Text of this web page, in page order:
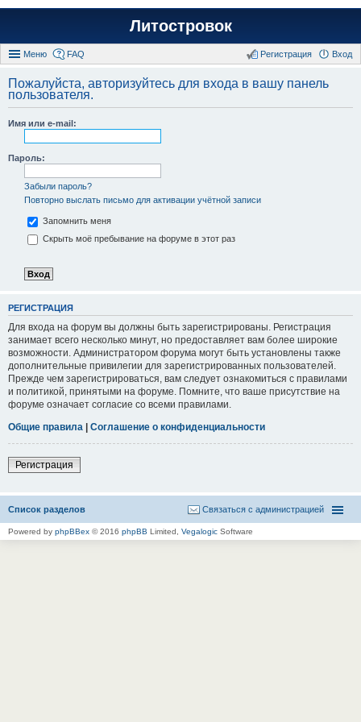
Литостровок
Меню FAQ Вход
Регистрация
Пожалуйста, авторизуйтесь для входа в вашу панель
пользователя.
Имя или e-mail:
Пароль:
Забыли пароль?
Повторно выслать письмо для активации учётной записи
Запомнить меня
Скрыть моё пребывание на форуме в этот раз
РЕГИСТРАЦИЯ
Для входа на форум вы должны быть зарегистрированы. Регистрация
занимает всего несколько минут, но предоставляет вам более широкие
возможности. Администратором форума могут быть установлены также
дополнительные привилегии для зарегистрированных пользователей.
Прежде чем зарегистрироваться, вам следует ознакомиться с правилами
и политикой, принятыми на форуме. Помните, что ваше присутствие на
форуме означает согласие со всеми правилами.
Общие правила | Соглашение о конфиденциальности
Регистрация
Список разделов Связаться с администрацией
Powered by phpBBex © 2016 phpBB Limited, Vegalogic Software